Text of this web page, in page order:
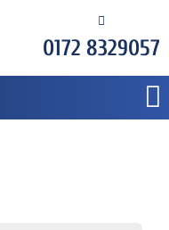
0172 8329057